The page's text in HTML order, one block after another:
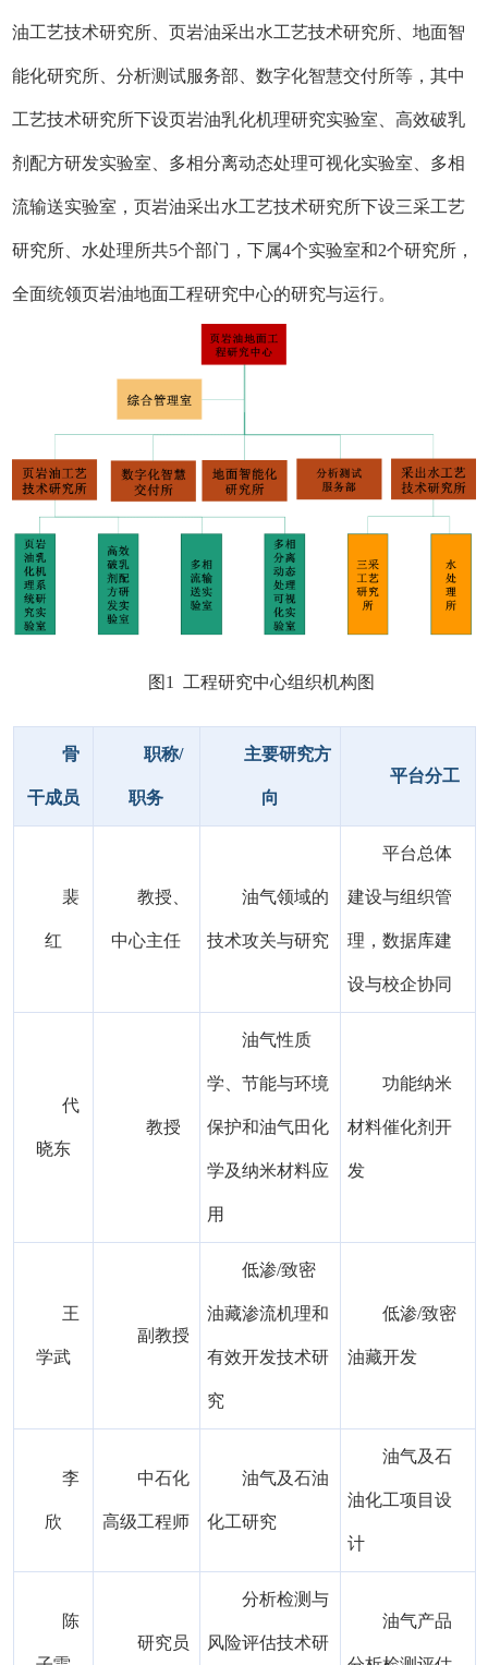
油工艺技术研究所、页岩油采出水工艺技术研究所、地面智
能化研究所、分析测试服务部、数字化智慧交付所等，其中
工艺技术研究所下设页岩油乳化机理研究实验室、高效破乳
剂配方研发实验室、多相分离动态处理可视化实验室、多相
流输送实验室，页岩油采出水工艺技术研究所下设三采工艺
研究所、水处理所共5个部门，下属4个实验室和2个研究所，
全面统领页岩油地面工程研究中心的研究与运行。
图1 工程研究中心组织机构图
骨
干成员
职称/
职务
主要研究方
向
平台分工
裴
红
教授、
中心主任
油气领域的
技术攻关与研究
平台总体
建设与组织管
理，数据库建
设与校企协同
代
晓东
教授
油气性质
学、节能与环境
保护和油气田化
学及纳米材料应
用
功能纳米
材料催化剂开
发
王
学武
副教授
低渗/致密
油藏渗流机理和
有效开发技术研
究
低渗/致密
油藏开发
李
欣
中石化
高级工程师
油气及石油
化工研究
油气及石
油化工项目设
计
陈
研究员
分析检测与
风险评估技术研
油气产品